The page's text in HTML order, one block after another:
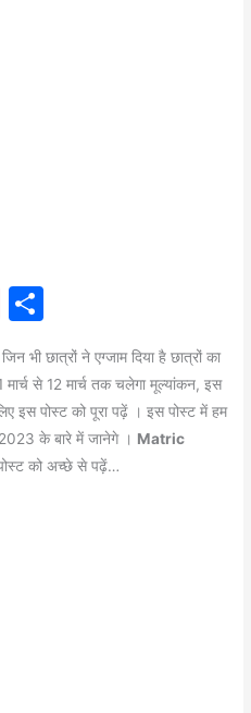
Pi
nt
er
e
st
ar
e
भी छात्रों ने एग्जाम दिया है छात्रों का
मार्च से 12 मार्च तक चलेगा मूल्यांकन, इस
इस पोस्ट को पूरा पढ़ें । इस पोस्ट में हम
2023 के बारे में जानेगे । Matric
को अच्छे से पढ़ें…